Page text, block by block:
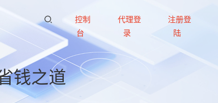
控制
台
代理登
录
注册登
陆
钱之道